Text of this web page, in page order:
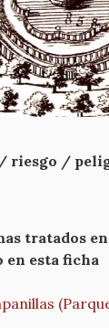
/ riesgo /
tratados
en esta ficha